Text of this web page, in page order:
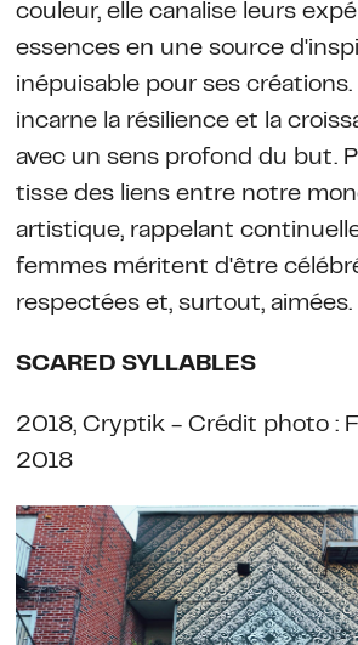
couleur, elle canalise leurs
essences en une source
inépuisable pour ses créations.
incarne la résilience et la
avec un sens profond du but.
tisse des liens entre notre
artistique, rappelant
femmes méritent d'être
respectées et, surtout, aimées.
SCARED SYLLABLES
2018, Cryptik - Crédit photo :
2018